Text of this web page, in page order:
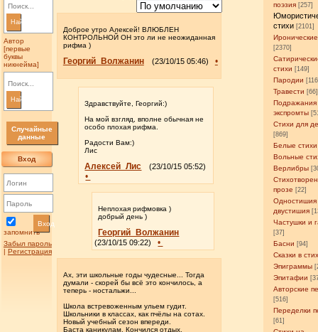
Найти
Автор
[первые
буквы
никнейма]
Найти
Случайные
данные
Вход
запомнить
Вход
Забыл пароль
| Регистрация
поэзия [257]
стихи [2101]
[2370]
стихи [149]
Пародии
Травести [66]
Подражания
экспромты
Стихи для
[869]
Белые стихи
Вольные
Верлибры
прозе [22]
Одностишия
двустишия
Частушки и
[37]
Басни [94]
Сказки в
Эпиграммы
Эпитафии
Авторские
[516]
Переделки
[61]
Доброе утро Алексей! ВЛЮБЛЕН
КОНТРОЛЬНОЙ ОН это ли не неожиданная
рифма )
Георгий_Волжанин (23/10/15 05:46) •
Здравствуйте, Георгий:)
На мой взгляд, вполне обычная не
особо плохая рифма.
Радости Вам:)
Лис
Алексей_Лис (23/10/15 05:52)
•
Неплохая рифмовка )
добрый день )
Георгий_Волжанин
(23/10/15 09:22) •
Ах, эти школьные годы чудесные... Тогда
думали - скорей бы всё это кончилось, а
теперь - ностальжи...
Школа встревоженным ульем гудит.
Школьники в классах, как пчёлы на сотах.
Новый учебный сезон впереди.
Баста каникулам. Кончился отдых.